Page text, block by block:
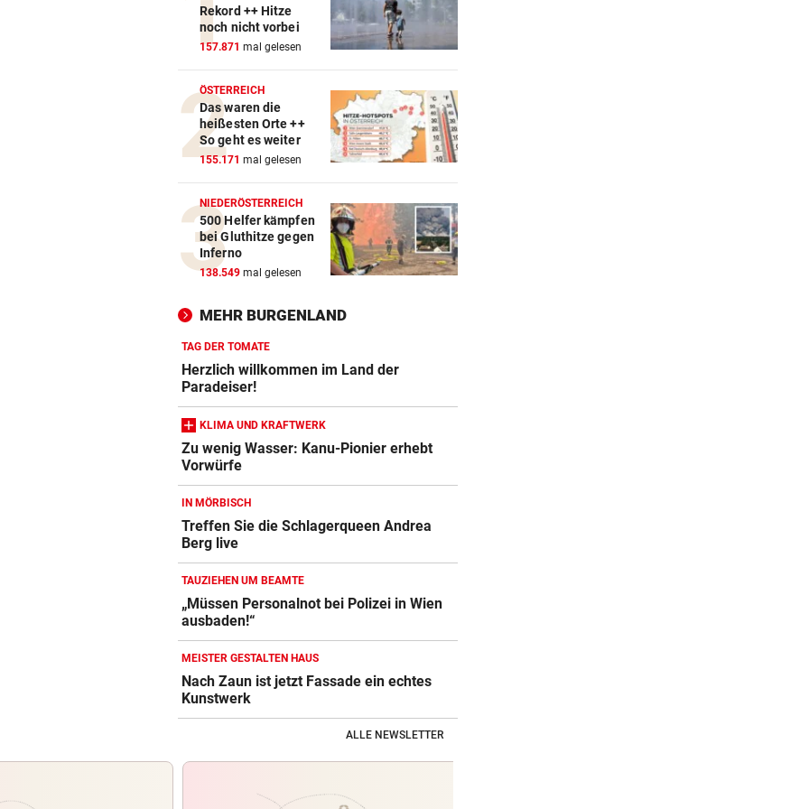
Rekord ++ Hitze
noch nicht vorbei
157.871 mal gelesen
ÖSTERREICH
Das waren die
heißesten Orte ++
So geht es weiter
155.171 mal gelesen
NIEDERÖSTERREICH
500 Helfer kämpfen
bei Gluthitze gegen
Inferno
138.549 mal gelesen
MEHR BURGENLAND
TAG DER TOMATE
Herzlich willkommen im Land der
Paradeiser!
KLIMA UND KRAFTWERK
Zu wenig Wasser: Kanu-Pionier erhebt
Vorwürfe
IN MÖRBISCH
Treffen Sie die Schlagerqueen Andrea
Berg live
TAUZIEHEN UM BEAMTE
„Müssen Personalnot bei Polizei in Wien
ausbaden!“
MEISTER GESTALTEN HAUS
Nach Zaun ist jetzt Fassade ein echtes
Kunstwerk
ALLE NEWSLETTER